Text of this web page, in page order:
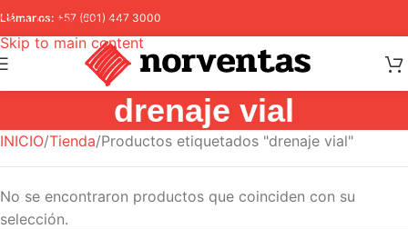
Skip to navigation
Skip to main content
Llámanos: +57 (601) 447 3000
drenaje vial
INICIO Tienda Productos etiquetados "drenaje vial"
No se encontraron productos que coinciden con su
selección.